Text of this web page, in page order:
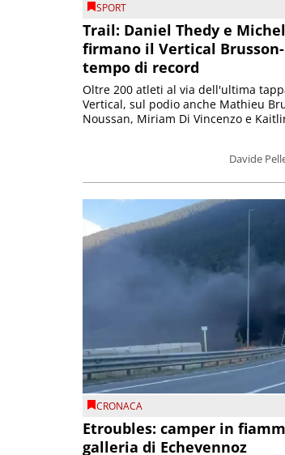
SPORT
Trail: Daniel Thedy e
firmano il Vertical
tempo di record
Davide
Oltre 200 atleti al via dell'ultima
Vertical, sul podio anche Mathieu
Noussan, Miriam Di Vincenzo e
CRONACA
Etroubles: camper in
galleria di Echevennoz